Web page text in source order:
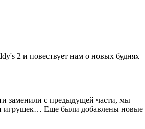
2 и повествует нам о новых буднях
заменили с предыдущей части, мы
игрушек… Еще были добавлены новые